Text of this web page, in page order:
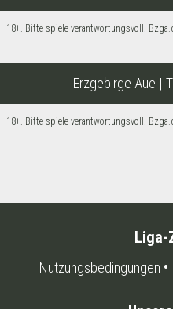
18+. Bitte spiele verantwortungsvoll.
Erzgebirge Aue |
18+. Bitte spiele verantwortungsvoll.
Liga-
Nutzungsbedingungen